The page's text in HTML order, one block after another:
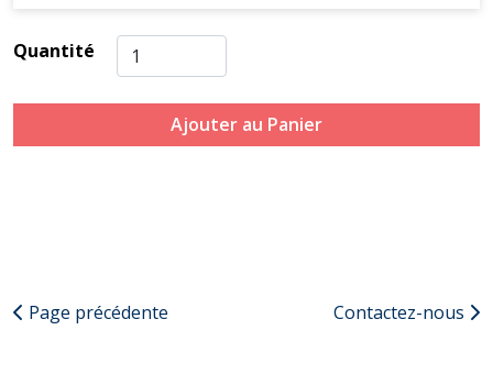
Quantité
Ajouter au Panier
Page précédente Contactez-nous